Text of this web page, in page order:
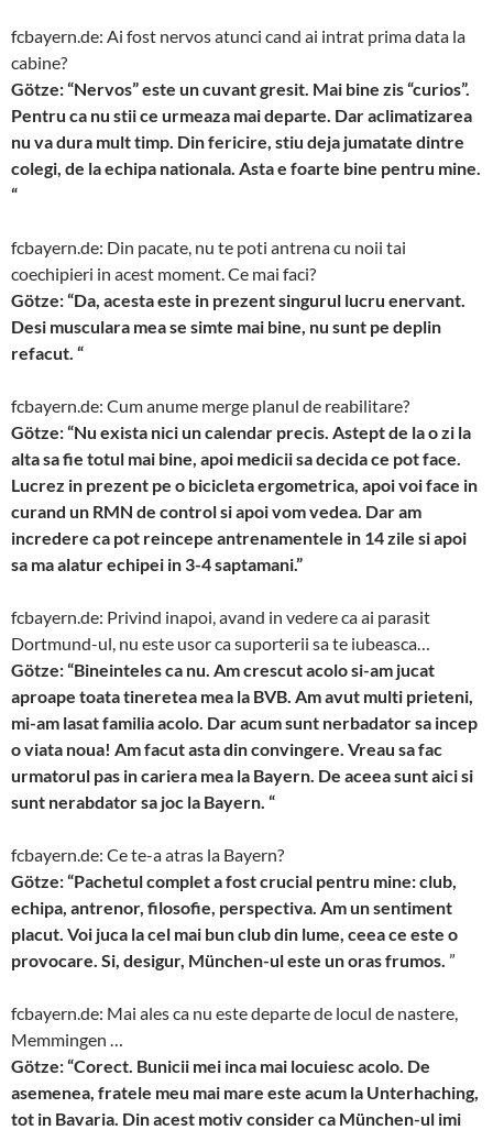
fcbayern.de: Ai fost nervos atunci cand ai intrat prima data la
cabine?
Götze: “Nervos” este un cuvant gresit. Mai bine zis “curios”.
Pentru ca nu stii ce urmeaza mai departe. Dar aclimatizarea
nu va dura mult timp. Din fericire, stiu deja jumatate dintre
colegi, de la echipa nationala. Asta e foarte bine pentru mine.
“
fcbayern.de: Din pacate, nu te poti antrena cu noii tai
coechipieri in acest moment. Ce mai faci?
Götze: “Da, acesta este in prezent singurul lucru enervant.
Desi musculara mea se simte mai bine, nu sunt pe deplin
refacut. “
fcbayern.de: Cum anume merge planul de reabilitare?
Götze: “Nu exista nici un calendar precis. Astept de la o zi la
alta sa fie totul mai bine, apoi medicii sa decida ce pot face.
Lucrez in prezent pe o bicicleta ergometrica, apoi voi face in
curand un RMN de control si apoi vom vedea. Dar am
incredere ca pot reincepe antrenamentele in 14 zile si apoi
sa ma alatur echipei in 3-4 saptamani.”
fcbayern.de: Privind inapoi, avand in vedere ca ai parasit
Dortmund-ul, nu este usor ca suporterii sa te iubeasca…
Götze: “Bineinteles ca nu. Am crescut acolo si-am jucat
aproape toata tineretea mea la BVB. Am avut multi prieteni,
mi-am lasat familia acolo. Dar acum sunt nerbadator sa incep
o viata noua! Am facut asta din convingere. Vreau sa fac
urmatorul pas in cariera mea la Bayern. De aceea sunt aici si
sunt nerabdator sa joc la Bayern. “
fcbayern.de: Ce te-a atras la Bayern?
Götze: “Pachetul complet a fost crucial pentru mine: club,
echipa, antrenor, filosofie, perspectiva. Am un sentiment
placut. Voi juca la cel mai bun club din lume, ceea ce este o
provocare. Si, desigur, München-ul este un oras frumos. ”
fcbayern.de: Mai ales ca nu este departe de locul de nastere,
Memmingen …
Götze: “Corect. Bunicii mei inca mai locuiesc acolo. De
asemenea, fratele meu mai mare este acum la Unterhaching,
tot in Bavaria. Din acest motiv consider ca München-ul imi